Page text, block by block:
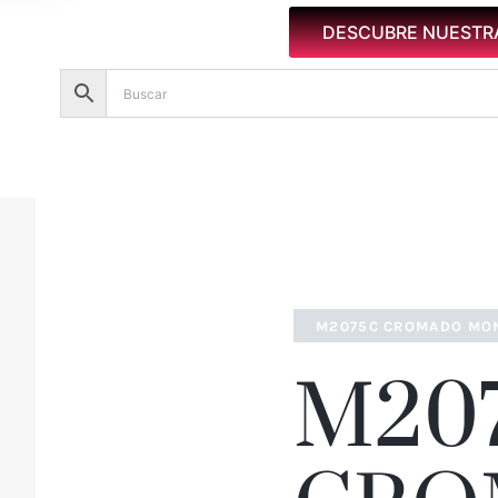
DESCUBRE
M2075C CROMADO